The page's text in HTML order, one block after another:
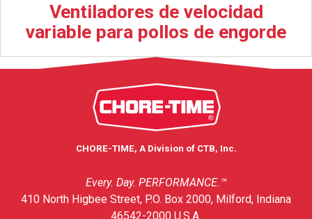
Ventiladores de velocidad
variable para pollos de engorde
CHORE-TIME, A Division of CTB, Inc.
Every. Day. PERFORMANCE.™
410 North Higbee Street, P.O. Box 2000, Milford, Indiana
46542-2000 U.S.A.